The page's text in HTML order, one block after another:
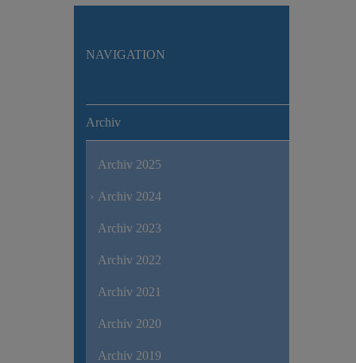
NAVIGATION
Archiv
Archiv 2025
Archiv 2024
Archiv 2023
Archiv 2022
Archiv 2021
Archiv 2020
Archiv 2019